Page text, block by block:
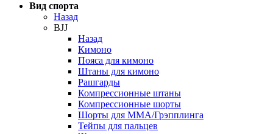
Вид спорта
Назад
BJJ
Назад
Кимоно
Пояса для кимоно
Штаны для кимоно
Рашгарды
Компрессионные штаны
Компрессионные шорты
Шорты для ММА/Грэпплинга
Тейпы для пальцев